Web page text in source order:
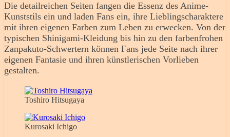
Die detailreichen Seiten fangen die Essenz des Anime-
Kunststils ein und laden Fans ein, ihre Lieblingscharaktere
mit ihren eigenen Farben zum Leben zu erwecken. Von der
typischen Shinigami-Kleidung bis hin zu den farbenfrohen
Zanpakuto-Schwertern können Fans jede Seite nach ihrer
eigenen Fantasie und ihren künstlerischen Vorlieben
gestalten.
Toshiro Hitsugaya
Kurosaki Ichigo